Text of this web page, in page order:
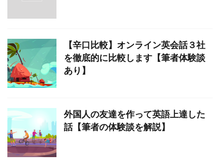
【辛口比較】オンライン英会話３社
を徹底的に比較します【筆者体験談
あり】
外国人の友達を作って英語上達した
話【筆者の体験談を解説】